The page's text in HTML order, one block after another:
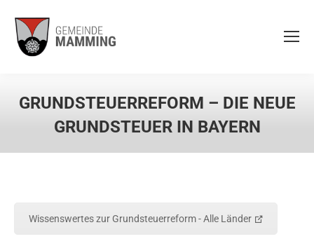
GRUNDSTEUERREFORM – DIE NEUE
GRUNDSTEUER IN BAYERN
Wissenswertes zur Grundsteuerreform - Alle Länder